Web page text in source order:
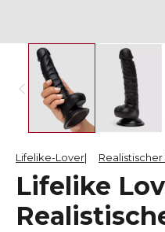
Lifelike-Lover
Lifelike